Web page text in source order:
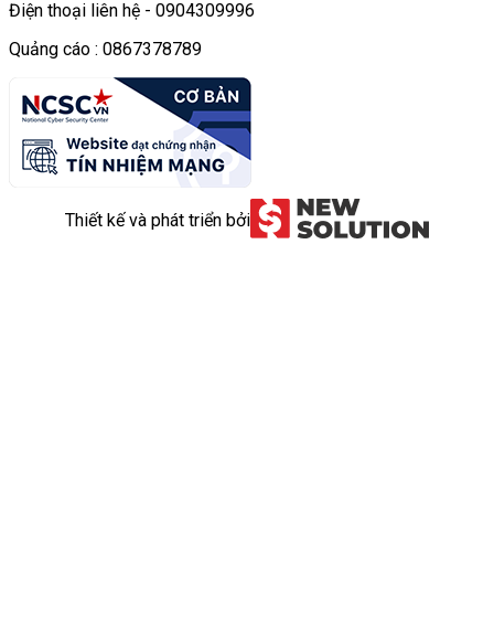
Điện thoại liên hệ - 0904309996
Quảng cáo : 0867378789
Thiết kế và phát triển bởi